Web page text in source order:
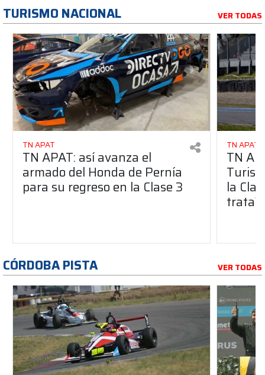
TURISMO NACIONAL VER TODAS
TN APAT
TN APAT: así avanza el
armado del Honda de Pernía
para su regreso en la Clase 3
TN APAT
TN
la
trata?
CÓRDOBA PISTA VER TODAS